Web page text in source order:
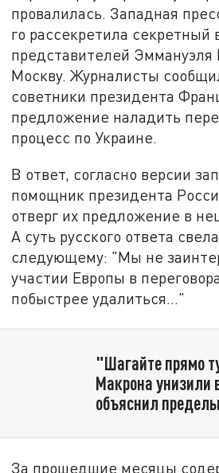
провалилась. Западная
го рассекретила секретный
представителей Эммануэля
Москву. Журналисты
советники президента
предложение наладить
процесс по Украине.
В ответ, согласно версии
помощник президента
отверг их предложение в
А суть русского ответа
следующему: "Мы не
участии Европы в
побыстрее удалиться…"
"Шагайте прямо
Макрона унизили
объяснил
За прошедшие месяцы